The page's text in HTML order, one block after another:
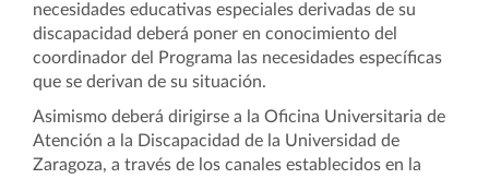
necesidades educativas especiales derivadas de su
discapacidad deberá poner en conocimiento del
coordinador del Programa las necesidades específicas
que se derivan de su situación.
Asimismo deberá dirigirse a la Oficina Universitaria de
Atención a la Discapacidad de la Universidad de
Zaragoza, a través de los canales establecidos en la